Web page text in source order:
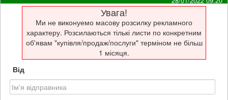
Увага!
Ми не виконуемо масову розсилку рекламного
характеру. Розсилаються тількі листи по конкретним
об'явам "купівля/продаж/послуги" терміном не більш
1 місяця.
Від